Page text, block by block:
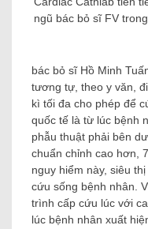
ngũ bác bỏ sĩ FV
bác bỏ sĩ Hồ Minh
tương tự, theo y văn,
kì tối đa cho phép để
quốc tế là từ lúc bệnh
phẫu thuật phải bên
chuẩn chỉnh cao hơn,
nguy hiểm này, siêu
cứu sống bệnh nhân.
trình cấp cứu lúc với
lúc bệnh nhân xuất